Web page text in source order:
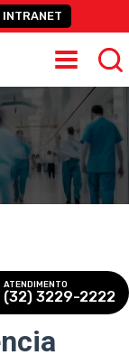
ATENDIMENTO
(32) 3229-2222
INTRANET